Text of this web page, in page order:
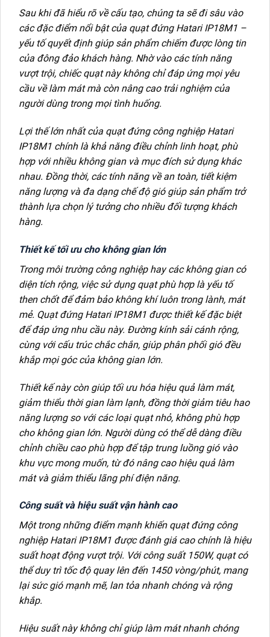
Sau khi đã hiểu rõ về cấu tạo, chúng ta sẽ đi sâu vào
các đặc điểm nổi bật của quạt đứng Hatari IP18M1 –
yếu tố quyết định giúp sản phẩm chiếm được lòng tin
của đông đảo khách hàng. Nhờ vào các tính năng
vượt trội, chiếc quạt này không chỉ đáp ứng mọi yêu
cầu về làm mát mà còn nâng cao trải nghiệm của
người dùng trong mọi tình huống.
Lợi thế lớn nhất của quạt đứng công nghiệp Hatari
IP18M1 chính là khả năng điều chỉnh linh hoạt, phù
hợp với nhiều không gian và mục đích sử dụng khác
nhau. Đồng thời, các tính năng về an toàn, tiết kiệm
năng lượng và đa dạng chế độ gió giúp sản phẩm trở
thành lựa chọn lý tưởng cho nhiều đối tượng khách
hàng.
Thiết kế tối ưu cho không gian lớn
Trong môi trường công nghiệp hay các không gian có
diện tích rộng, việc sử dụng quạt phù hợp là yếu tố
then chốt để đảm bảo không khí luôn trong lành, mát
mẻ. Quạt đứng Hatari IP18M1 được thiết kế đặc biệt
để đáp ứng nhu cầu này. Đường kính sải cánh rộng,
cùng với cấu trúc chắc chắn, giúp phân phối gió đều
khắp mọi góc của không gian lớn.
Thiết kế này còn giúp tối ưu hóa hiệu quả làm mát,
giảm thiểu thời gian làm lạnh, đồng thời giảm tiêu hao
năng lượng so với các loại quạt nhỏ, không phù hợp
cho không gian lớn. Người dùng có thể dễ dàng điều
chỉnh chiều cao phù hợp để tập trung luồng gió vào
khu vực mong muốn, từ đó nâng cao hiệu quả làm
mát và giảm thiểu lãng phí điện năng.
Công suất và hiệu suất vận hành cao
Một trong những điểm mạnh khiến quạt đứng công
nghiệp Hatari IP18M1 được đánh giá cao chính là hiệu
suất hoạt động vượt trội. Với công suất 150W, quạt có
thể duy trì tốc độ quay lên đến 1450 vòng/phút, mang
lại sức gió mạnh mẽ, lan tỏa nhanh chóng và rộng
khắp.
Hiệu suất này không chỉ giúp làm mát nhanh chóng